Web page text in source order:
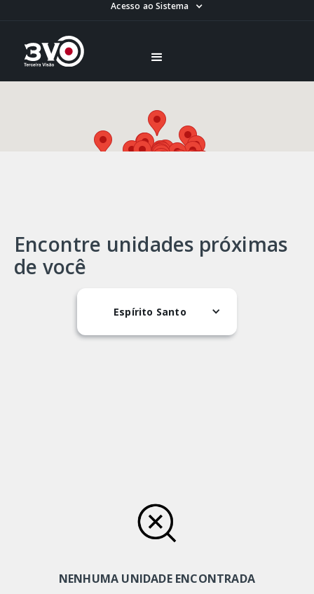
Acesso ao Sistema
Encontre unidades próximas
de você
Espírito Santo
NENHUMA UNIDADE ENCONTRADA